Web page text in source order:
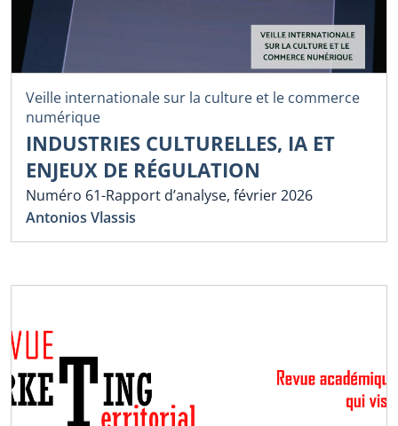
Veille internationale sur la culture et le commerce
numérique
INDUSTRIES CULTURELLES, IA ET
ENJEUX DE RÉGULATION
Numéro 61-Rapport d’analyse, février 2026
Antonios Vlassis